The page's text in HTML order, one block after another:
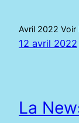
Avril 2022 Voir
12 avril 2022
La